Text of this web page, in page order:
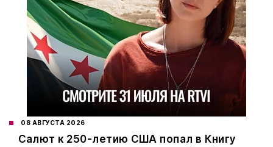
08 АВГУСТА 2026
Салют к 250-летию США попал в Книгу